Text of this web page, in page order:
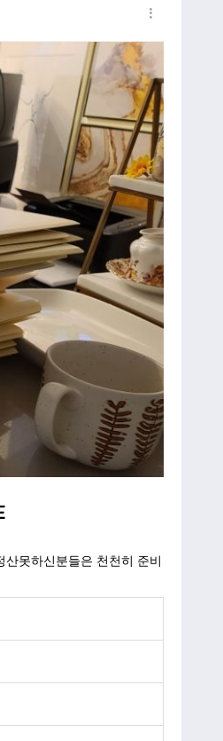
못하신분들은 천천히 준비